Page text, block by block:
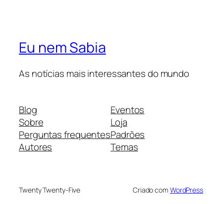
Eu nem Sabia
As notícias mais interessantes do mundo
Blog
Sobre
Perguntas frequentes
Autores
Eventos
Loja
Padrões
Temas
Twenty Twenty-Five Criado com WordPress